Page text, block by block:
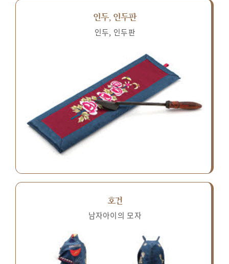
인두, 인두판
인두, 인두판
호건
남자아이의 모자